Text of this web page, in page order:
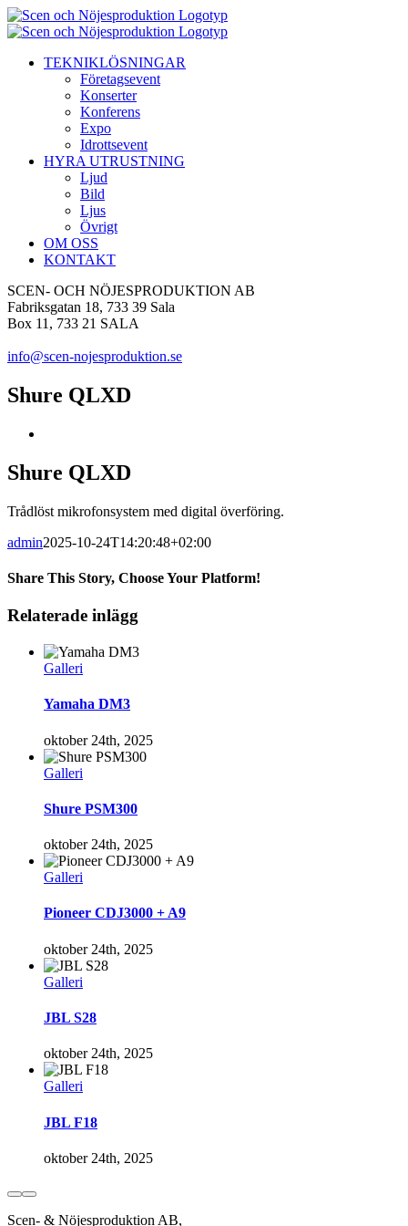
Fortsätt
till
TEKNIKLÖSNINGAR
Företagsevent
Konserter
Konferens
Expo
Idrottsevent
HYRA UTRUSTNING
Ljud
Bild
Ljus
Övrigt
OM OSS
KONTAKT
SCEN- OCH NÖJESPRODUKTION AB
Fabriksgatan 18, 733 39 Sala
Box 11, 733 21 SALA
info@scen-nojesproduktion.se
Shure QLXD
Shure QLXD
Trådlöst mikrofonsystem med digital överföring.
admin2025-10-24T14:20:48+02:00
Share This Story, Choose Your Platform!
Facebook
Twitter
Tumblr
Pinterest
Relaterade inlägg
Galleri
Yamaha DM3
oktober 24th, 2025
Galleri
Shure PSM300
oktober 24th, 2025
Galleri
Pioneer CDJ3000 + A9
oktober 24th, 2025
Galleri
JBL S28
oktober 24th, 2025
Galleri
JBL F18
oktober 24th, 2025
Scen- & Nöjesproduktion AB,